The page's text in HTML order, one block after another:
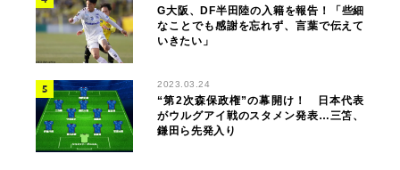
G大阪、DF半田陸の入籍を報告！「些細
なことでも感謝を忘れず、言葉で伝えて
いきたい」
2023.03.24
“第2次森保政権”の幕開け！ 日本代表
がウルグアイ戦のスタメン発表…三笘、
鎌田ら先発入り